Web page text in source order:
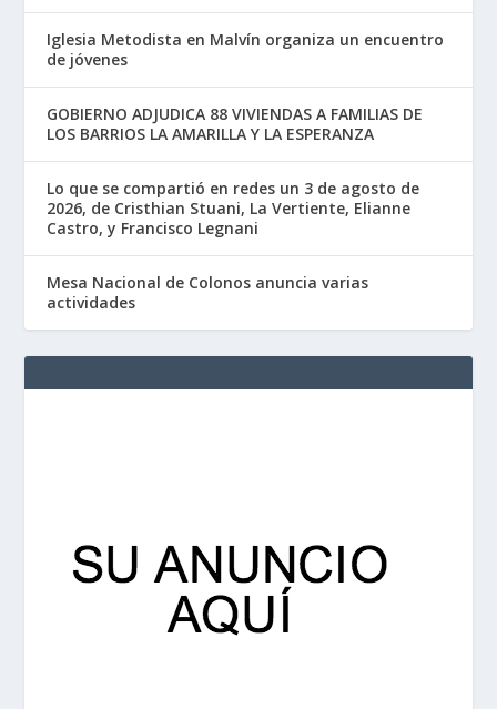
Iglesia Metodista en Malvín organiza un encuentro
de jóvenes
GOBIERNO ADJUDICA 88 VIVIENDAS A FAMILIAS DE
LOS BARRIOS LA AMARILLA Y LA ESPERANZA
Lo que se compartió en redes un 3 de agosto de
2026, de Cristhian Stuani, La Vertiente, Elianne
Castro, y Francisco Legnani
Mesa Nacional de Colonos anuncia varias
actividades